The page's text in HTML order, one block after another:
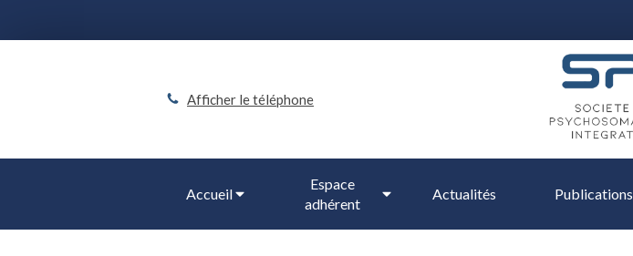
Afficher le téléphone
Accueil
Espace
adhérent
Actualités Publications